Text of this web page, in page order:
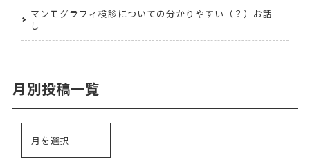
マンモグラフィ検診についての分かりやすい（？）お話
し
月別投稿一覧